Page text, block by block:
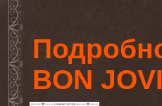
BON